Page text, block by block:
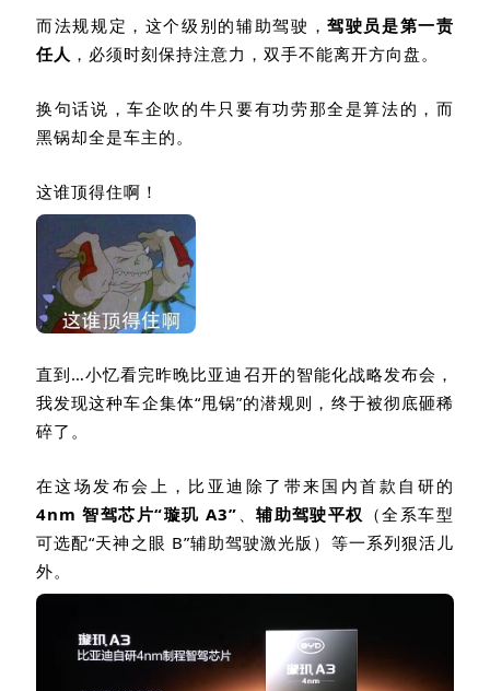
而法规规定，这个级别的辅助驾驶，驾驶员是第一责
任人 ，必须时刻保持注意力，双手不能离开方向盘。
换句话说，车企吹的牛只要有功劳那全是算法的，而
黑锅却全是车主的。
这谁顶得住啊！
直到…小忆看完昨晚比亚迪召开的智能化战略发布会，
我发现这种车企集体“甩锅”的潜规则，终于被彻底砸稀
碎了。
在这场发布会上，比亚迪除了带来国内首款自研的
4nm智驾芯片“璇玑A3” 、辅助驾驶平权 （全系车型
可选配“天神之眼 B”辅助驾驶激光版）等一系列狠活儿
外。